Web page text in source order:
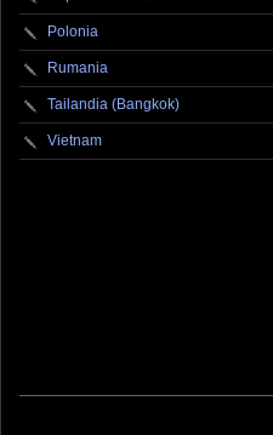
Polonia
Rumania
Tailandia (Bangkok)
Vietnam